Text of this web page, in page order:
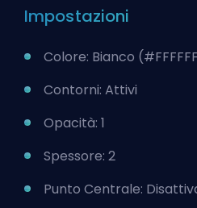
Impostazioni
Colore: Bianco
Contorni: Attivi
Opacità: 1
Spessore: 2
Punto Centrale: